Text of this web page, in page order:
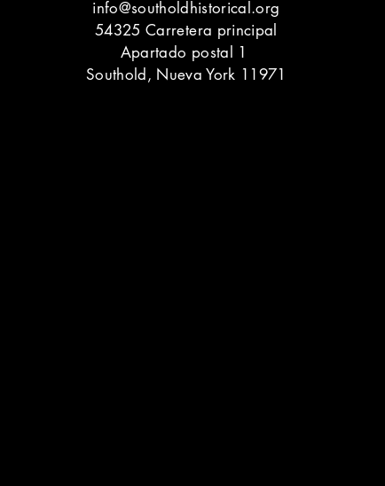
info@southoldhistorical.org
54325 Carretera principal
Apartado postal 1
Southold, Nueva York 11971